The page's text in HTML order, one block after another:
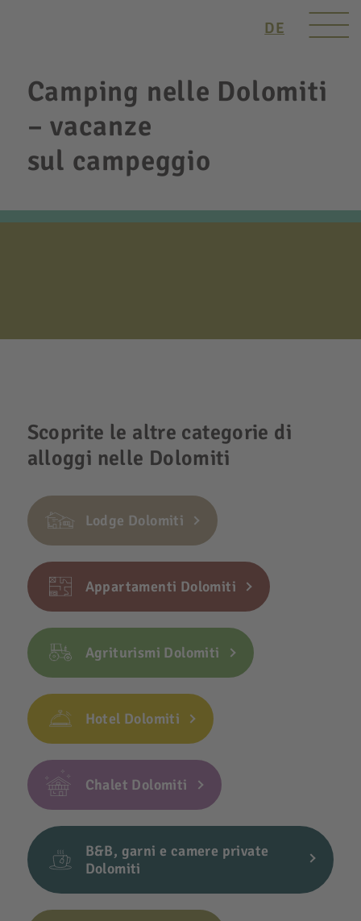
DE
Camping nelle Dolomiti
– vacanze
sul campeggio
Scoprite le altre categorie di
alloggi nelle Dolomiti
Lodge Dolomiti
Appartamenti Dolomiti
Agriturismi Dolomiti
Hotel Dolomiti
Chalet Dolomiti
B&B, garni e camere private
Dolomiti